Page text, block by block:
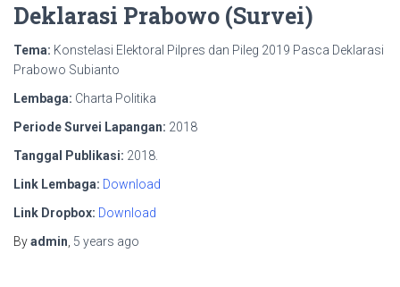
Deklarasi Prabowo (Survei)
Tema: Konstelasi Elektoral Pilpres dan Pileg 2019 Pasca Deklarasi
Prabowo Subianto
Lembaga: Charta Politika
Periode Survei Lapangan: 2018
Tanggal Publikasi: 2018.
Link Lembaga: Download
Link Dropbox: Download
Byadmin 5 years ago